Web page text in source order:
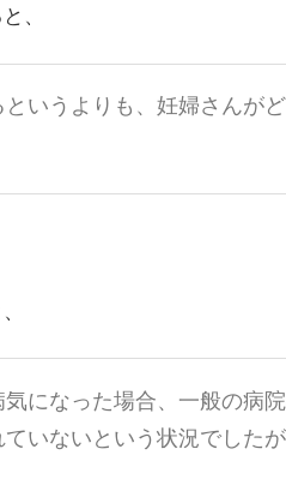
、
いうよりも、妊婦さんが
になった場合、一般の病
いないという状況でした